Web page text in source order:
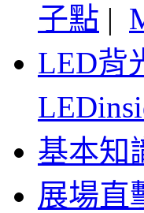
子點 |
LED背
基本知
展場直